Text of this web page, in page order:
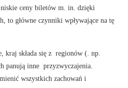
niskie ceny biletów m. in. dzięki
to główne czynniki wpływające na tę
kraj składa się z regionów (. np.
panują inne przyzwyczajenia.
wszystkich zachowań i